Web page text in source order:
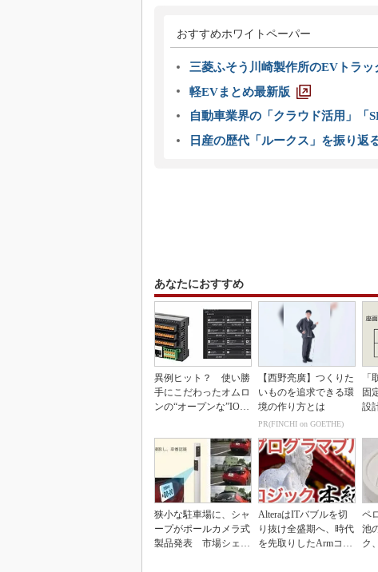
おすすめホワイトペーパー
三菱ふそう川崎製作所のEVトラ
軽EVまとめ最新版
自動車業界の「クラウド活用」「
日産の歴代「ルークス」を振り返
あなたにおすすめ
異例ヒット？ 使い勝
手にこだわったオムロ
ンの“オープンな”IO-L
【西野亮廣】つくりた
いものを追求できる環
境の作り方とは
PR(FINCHI on GOETHE)
固
設
狭小な駐車場に、シャ
ープがポールカメラ式
製品発表 市場シェア
AlteraはITバブルを切
り抜け全盛期へ、時代
を先取りしたArmコア
ペ
池
ク